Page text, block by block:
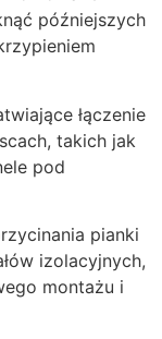
późniejszych
łączenie
takich jak
pod
pianki
izolacyjnych,
montażu i